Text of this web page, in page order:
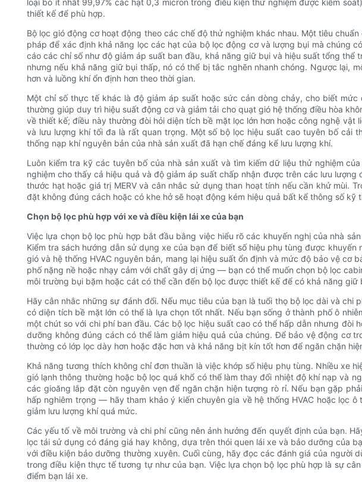
loại bỏ ít nhất 99,97% các hạt 0,3 micron trong điều kiện thử nghiệm được kiểm
thiết kế để phù hợp.
Bộ lọc gió động cơ hoạt động theo các chế độ thử nghiệm khác nhau. Một tiêu
pháp để xác định khả năng lọc các hạt của bộ lọc động cơ và lượng bụi mà chúng
cáo các chỉ số như độ giảm áp suất ban đầu, khả năng giữ bụi và hiệu suất tổng
nhưng nếu khả năng giữ bụi thấp, nó có thể bị tắc nghẽn nhanh chóng. Ngược lại,
hơn và luồng khí ổn định hơn theo thời gian.
Một chỉ số thực tế khác là độ giảm áp suất hoặc sức cản dòng chảy, cho biết
thường giúp duy trì hiệu suất động cơ và giảm tải cho quạt gió hệ thống điều hòa
về thiết kế; điều này thường đòi hỏi diện tích bề mặt lọc lớn hơn hoặc công nghệ
và lưu lượng khí tối đa là rất quan trọng. Một số bộ lọc hiệu suất cao tuyên bố
thống nạp khí nguyên bản của nhà sản xuất đã hạn chế đáng kể lưu lượng khí.
Luôn kiểm tra kỹ các tuyên bố của nhà sản xuất và tìm kiếm dữ liệu thử nghiệm
nghiệm cho thấy cả hiệu quả và độ giảm áp suất chấp nhận được trên các lưu
thước hạt hoặc giá trị MERV và cân nhắc sử dụng than hoạt tính nếu cần khử mùi.
đặt không đúng cách hoặc có khe hở sẽ hoạt động kém hiệu quả bất kể thông số kỹ
Chọn bộ lọc phù hợp với xe và điều kiện lái xe của bạn
Việc lựa chọn bộ lọc phù hợp bắt đầu bằng việc hiểu rõ các khuyến nghị của nhà
Kiểm tra sách hướng dẫn sử dụng xe của bạn để biết số hiệu phụ tùng được
gió và hệ thống HVAC nguyên bản, mang lại hiệu suất ổn định và mức độ bảo vệ
phố nặng nề hoặc nhạy cảm với chất gây dị ứng — bạn có thể muốn chọn bộ lọc
môi trường bụi bặm hoặc cát có thể cần đến bộ lọc được thiết kế để có khả năng giữ
Hãy cân nhắc những sự đánh đổi. Nếu mục tiêu của bạn là tuổi thọ bộ lọc dài và
có diện tích bề mặt lớn có thể là lựa chọn tốt nhất. Nếu bạn sống ở thành phố ô
một chút so với chi phí ban đầu. Các bộ lọc hiệu suất cao có thể hấp dẫn nhưng
dưỡng không đúng cách có thể làm giảm hiệu quả của chúng. Để bảo vệ động cơ
thường có lớp lọc dày hơn hoặc đặc hơn và khả năng bịt kín tốt hơn để ngăn chặn
Khả năng tương thích không chỉ đơn thuần là việc khớp số hiệu phụ tùng. Nhiều
gió lạnh thông thường hoặc bộ lọc quá khổ có thể làm thay đổi nhiệt độ khí nạp và
các gioăng lắp đặt còn nguyên vẹn để ngăn chặn hiện tượng rò rỉ. Nếu bạn gặp
hấp nghiêm trọng — hãy tham khảo ý kiến ​​chuyên gia về hệ thống HVAC hoặc lọc
giảm lưu lượng khí quá mức.
Các yếu tố về môi trường và chi phí cũng nên ảnh hưởng đến quyết định của bạn.
lọc tái sử dụng có đáng giá hay không, dựa trên thói quen lái xe và bảo dưỡng của
với điều kiện bảo dưỡng thường xuyên. Cuối cùng, hãy đọc các đánh giá của người
trong điều kiện thực tế tương tự như của bạn. Việc lựa chọn bộ lọc phù hợp là sự
điểm bạn lái xe.